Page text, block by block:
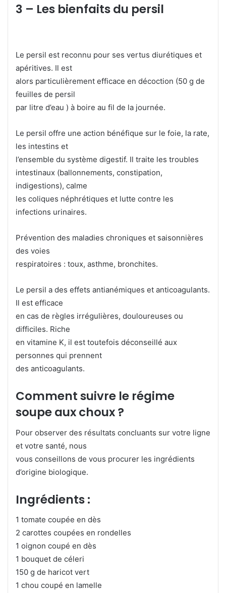
3 – Les bienfaits du persil
Le persil est reconnu pour ses vertus diurétiques et
apéritives. Il est
alors particulièrement efficace en décoction (50 g de
feuilles de persil
par litre d’eau ) à boire au fil de la journée.
Le persil offre une action bénéfique sur le foie, la rate,
les intestins et
l’ensemble du système digestif. Il traite les troubles
intestinaux (ballonnements, constipation,
indigestions), calme
les coliques néphrétiques et lutte contre les
infections urinaires.
Prévention des maladies chroniques et saisonnières
des voies
respiratoires : toux, asthme, bronchites.
Le persil a des effets antianémiques et anticoagulants.
Il est efficace
en cas de règles irrégulières, douloureuses ou
difficiles. Riche
en vitamine K, il est toutefois déconseillé aux
personnes qui prennent
des anticoagulants.
Comment suivre le régime
soupe aux choux ?
Pour observer des résultats concluants sur votre ligne
et votre santé, nous
vous conseillons de vous procurer les ingrédients
d’origine biologique.
Ingrédients :
1 tomate coupée en dès
2 carottes coupées en rondelles
1 oignon coupé en dès
1 bouquet de céleri
150 g de haricot vert
1 chou coupé en lamelle